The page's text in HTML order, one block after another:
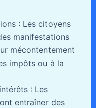
: Les citoyens
manifestations
mécontentement
impôts ou à la
: Les
entraîner des